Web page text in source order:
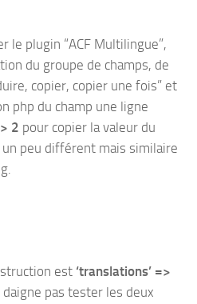
le plugin “ACF Multilingue”,
du groupe de champs, de
copier, copier une fois” et
php du champ une ligne
2 pour copier la valeur du
un peu différent mais similaire
est ‘translations’ =>
pas tester les deux